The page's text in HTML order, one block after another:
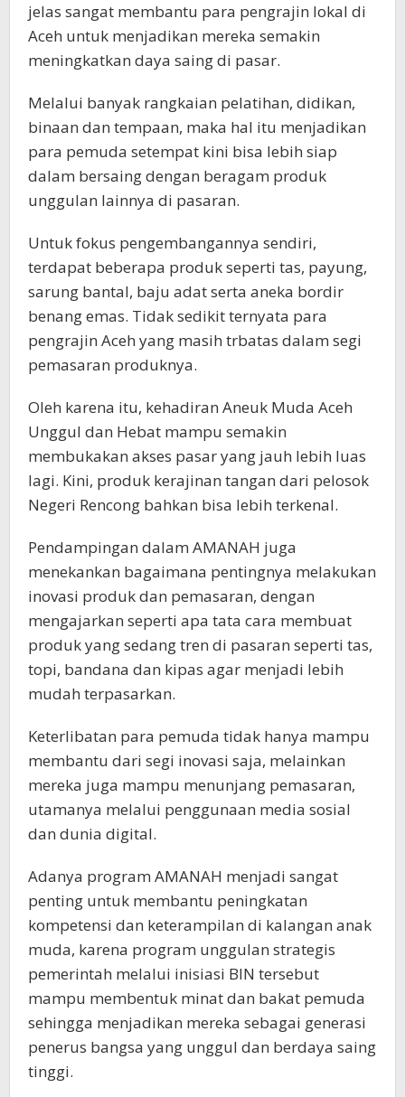
jelas sangat membantu para pengrajin lokal di
Aceh untuk menjadikan mereka semakin
meningkatkan daya saing di pasar.
Melalui banyak rangkaian pelatihan, didikan,
binaan dan tempaan, maka hal itu menjadikan
para pemuda setempat kini bisa lebih siap
dalam bersaing dengan beragam produk
unggulan lainnya di pasaran.
Untuk fokus pengembangannya sendiri,
terdapat beberapa produk seperti tas, payung,
sarung bantal, baju adat serta aneka bordir
benang emas. Tidak sedikit ternyata para
pengrajin Aceh yang masih trbatas dalam segi
pemasaran produknya.
Oleh karena itu, kehadiran Aneuk Muda Aceh
Unggul dan Hebat mampu semakin
membukakan akses pasar yang jauh lebih luas
lagi. Kini, produk kerajinan tangan dari pelosok
Negeri Rencong bahkan bisa lebih terkenal.
Pendampingan dalam AMANAH juga
menekankan bagaimana pentingnya melakukan
inovasi produk dan pemasaran, dengan
mengajarkan seperti apa tata cara membuat
produk yang sedang tren di pasaran seperti tas,
topi, bandana dan kipas agar menjadi lebih
mudah terpasarkan.
Keterlibatan para pemuda tidak hanya mampu
membantu dari segi inovasi saja, melainkan
mereka juga mampu menunjang pemasaran,
utamanya melalui penggunaan media sosial
dan dunia digital.
Adanya program AMANAH menjadi sangat
penting untuk membantu peningkatan
kompetensi dan keterampilan di kalangan anak
muda, karena program unggulan strategis
pemerintah melalui inisiasi BIN tersebut
mampu membentuk minat dan bakat pemuda
sehingga menjadikan mereka sebagai generasi
penerus bangsa yang unggul dan berdaya saing
tinggi.